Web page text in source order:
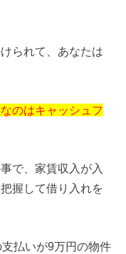
られて、あなたは
のはキャッシュフ
で、家賃収入が入
握して借り入れを
払いが9万円の物件